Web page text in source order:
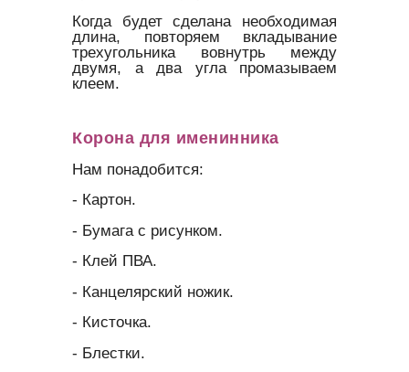
Когда будет сделана необходимая
длина, повторяем вкладывание
трехугольника вовнутрь между
двумя, а два угла промазываем
клеем.
Корона для именинника
Нам понадобится:
- Картон.
- Бумага с рисунком.
- Клей ПВА.
- Канцелярский ножик.
- Кисточка.
- Блестки.